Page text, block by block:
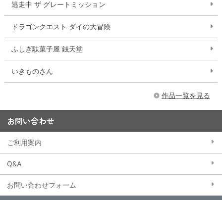
逃走中 ザ グレートミッション
ドラゴンクエスト ダイの大冒険
ふしぎ駄菓子屋 銭天堂
いきものさん
作品一覧を見る
お問い合わせ
ご利用案内
Q&A
お問い合わせフォーム